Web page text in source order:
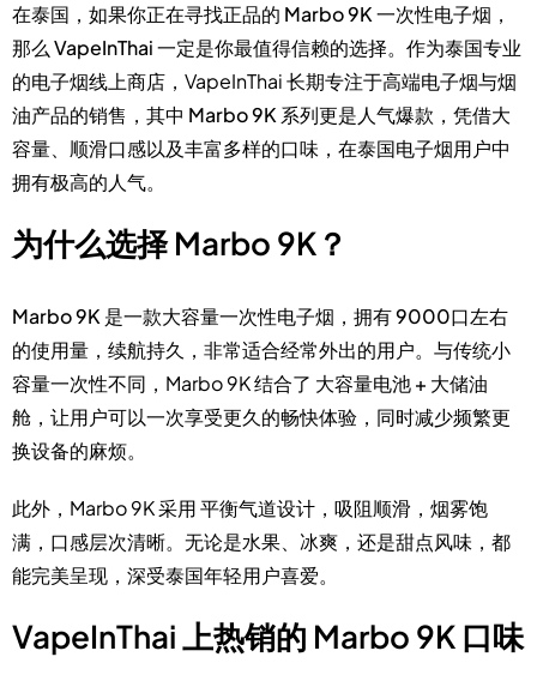
在泰国，如果你正在寻找正品的 Marbo 9K 一次性电子烟 ，
那么 VapeInThai一定是你最值得信赖的选择。作为泰国专业
的电子烟线上商店，VapeInThai 长期专注于高端电子烟与烟
油产品的销售，其中 Marbo 9K 系列更是人气爆款，凭借大
容量、顺滑口感以及丰富多样的口味，在泰国电子烟用户中
拥有极高的人气。
为什么选择 Marbo 9K？
Marbo 9K 是一款大容量一次性电子烟，拥有9000口左右
的使用量 ，续航持久，非常适合经常外出的用户。与传统小
容量一次性不同，Marbo 9K 结合了 大容量电池 + 大储油
舱 ，让用户可以一次享受更久的畅快体验，同时减少频繁更
换设备的麻烦。
此外，Marbo 9K 采用平衡气道设计 ，吸阻顺滑，烟雾饱
满，口感层次清晰。无论是水果、冰爽，还是甜点风味，都
能完美呈现，深受泰国年轻用户喜爱。
VapeInThai 上热销的 Marbo 9K 口味